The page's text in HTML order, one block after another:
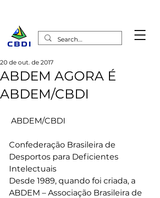
ABDEM AGORA É
ABDEM/CBDI
20 de out. de 2017
ABDEM/CBDI
Confederação Brasileira de
Desportos para Deficientes
Intelectuais
Desde 1989, quando foi criada, a
ABDEM – Associação Brasileira de